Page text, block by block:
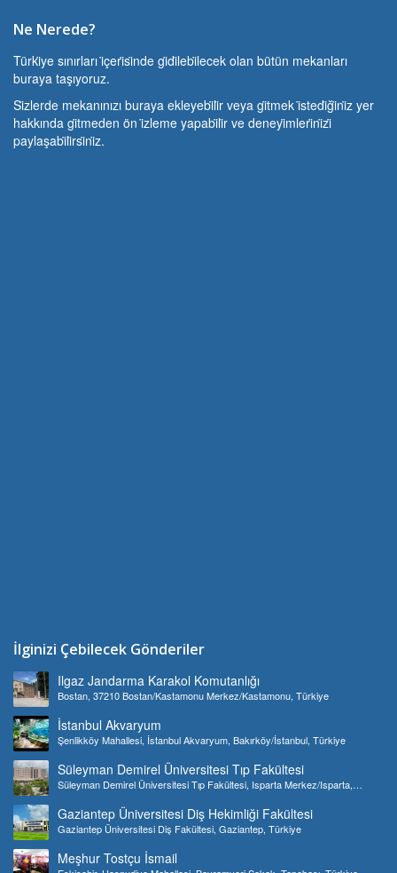
Ne Nerede?
Türki̇ye sınırları i̇çeri̇si̇nde gi̇di̇lebi̇lecek olan bütün mekanları
buraya taşıyoruz.
Si̇zlerde mekanınızı buraya ekleyebi̇li̇r veya gi̇tmek i̇stedi̇ği̇ni̇z yer
hakkında gi̇tmeden ön i̇zleme yapabi̇li̇r ve deneyi̇mleri̇ni̇zi̇
paylaşabi̇li̇rsi̇ni̇z.
İlginizi Çebilecek Gönderiler
Ilgaz Jandarma Karakol Komutanlığı
Bostan, 37210 Bostan/Kastamonu Merkez/Kastamonu, Türkiye
İstanbul Akvaryum
Şenlikköy Mahallesi, İstanbul Akvaryum, Bakırköy/İstanbul, Türkiye
Süleyman Demirel Üniversitesi Tıp Fakültesi
Süleyman Demirel Üniversitesi Tıp Fakültesi, Isparta Merkez/Isparta,
Gaziantep Üniversitesi Diş Hekimliği Fakültesi
Gaziantep Üniversitesi Diş Fakültesi, Gaziantep, Türkiye
Meşhur Tostçu İsmail